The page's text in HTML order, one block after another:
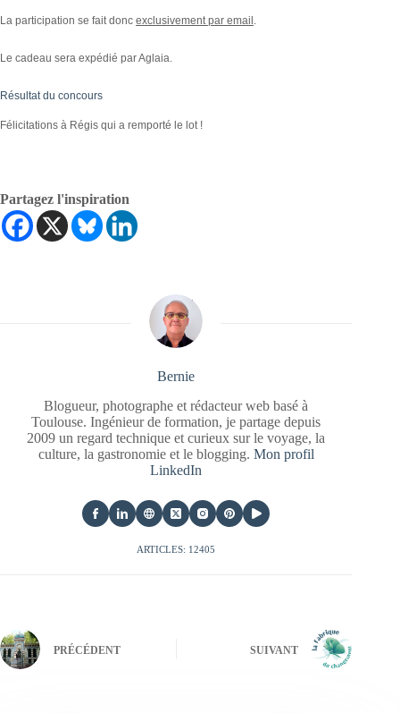
La participation se fait donc exclusivement par email .
Le cadeau sera expédié par Aglaia.
Résultat du concours
Félicitations à Régis qui a remporté le lot !
Partagez l'inspiration
Bernie
Blogueur, photographe et rédacteur web basé à
Toulouse. Ingénieur de formation, je partage depuis
2009 un regard technique et curieux sur le voyage, la
culture, la gastronomie et le blogging. Mon profil
LinkedIn
ARTICLES: 12405
PRÉCÉDENT SUIVANT